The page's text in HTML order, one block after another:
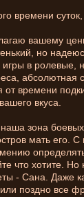
времени
вашему
но
игры в ролевые,
абсолютная
от времени
вкуса.
наша зона
мать его.
что хотите.
- Сана. Даже
поздно все